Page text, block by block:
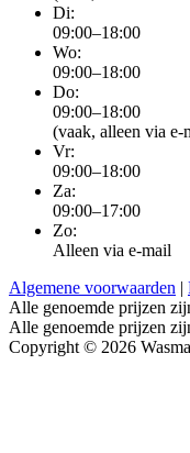
Di:
09:00–18:00
Wo:
09:00–18:00
Do:
09:00–18:00
(vaak, alleen via e-
Vr:
09:00–18:00
Za:
09:00–17:00
Zo:
Alleen via e-mail
Algemene voorwaarden |
Alle genoemde prijzen
Alle genoemde prijzen
Copyright © 2026